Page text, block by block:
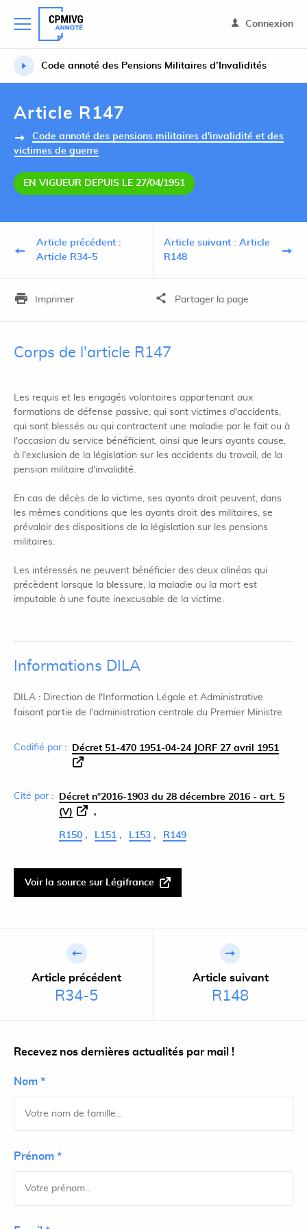
Connexion
Code annoté des Pensions Militaires d’Invalidités
Article R147
Code annoté des pensions militaires d'invalidité et des
victimes de guerre
EN VIGUEUR DEPUIS LE 27/04/1951
Article précédent :
Article R34-5
Article suivant : Article
R148
Imprimer Partager la page
Corps de l'article R147
Les requis et les engagés volontaires appartenant aux
formations de défense passive, qui sont victimes d'accidents,
qui sont blessés ou qui contractent une maladie par le fait ou à
l'occasion du service bénéficient, ainsi que leurs ayants cause,
à l'exclusion de la législation sur les accidents du travail, de la
pension militaire d'invalidité.
En cas de décès de la victime, ses ayants droit peuvent, dans
les mêmes conditions que les ayants droit des militaires, se
prévaloir des dispositions de la législation sur les pensions
militaires.
Les intéressés ne peuvent bénéficier des deux alinéas qui
précèdent lorsque la blessure, la maladie ou la mort est
imputable à une faute inexcusable de la victime.
Informations DILA
DILA : Direction de l'Information Légale et Administrative
faisant partie de l'administration centrale du Premier Ministre
Codifié par : Décret 51-470 1951-04-24 JORF 27 avril 1951
Cité par :
Décret n°2016-1903 du 28 décembre 2016 - art. 5
(V)
R150 L151 L153 R149
Voir la source sur Légifrance
Article précédent
R34-5
Article suivant
R148
Recevez nos dernières actualités par mail !
Nom *
Prénom *